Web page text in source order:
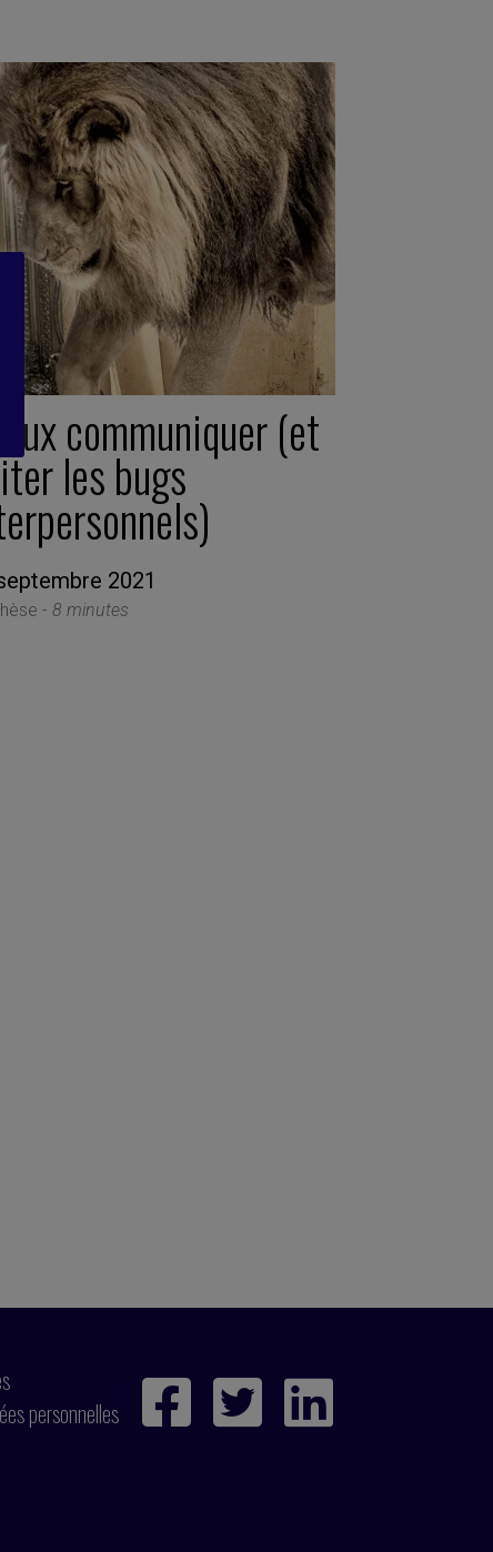
communiquer (et
les bugs
2021
- 8 minutes
personnelles